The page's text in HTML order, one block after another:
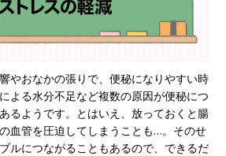
やおなかの張りで、便秘になりやすい時
よる水分不足など複数の原因が便秘につ
るようです。とはいえ、放っておくと腸
血管を圧迫してしまうことも…。そのせ
ルにつながることもあるので、できるだ